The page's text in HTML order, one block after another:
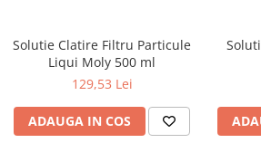
Solutie Clatire Filtru Particule
Liqui Moly 500 ml
129,53 Lei
ADAUGA IN COS